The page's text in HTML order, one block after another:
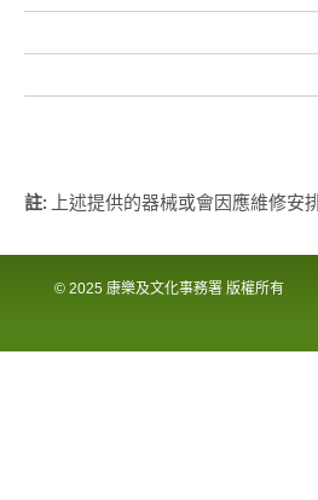
註: 上述提供的器械或會因應維修安
© 2025 康樂及文化事務署 版權所有